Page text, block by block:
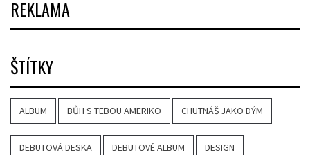
REKLAMA
ŠTÍTKY
ALBUM BŮH S TEBOU AMERIKO CHUTNÁŠ JAKO DÝM
DEBUTOVÁ DESKA DEBUTOVÉ ALBUM DESIGN